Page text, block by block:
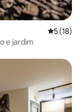
5 de uma
5 (18)
e jardim